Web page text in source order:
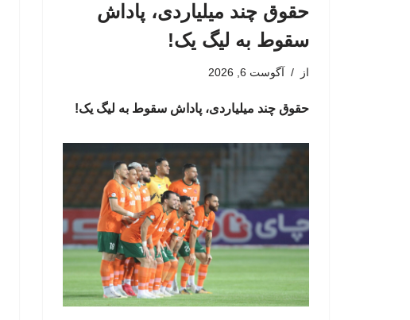
حقوق چند میلیاردی، پاداش
سقوط به لیگ یک!
از آگوست 6, 2026
حقوق چند میلیاردی، پاداش سقوط به لیگ یک!